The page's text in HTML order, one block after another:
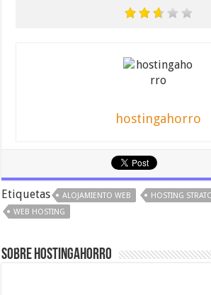
hostingahorro
Etiquetas ALOJAMIENTO WEB
HOSTING
WEB HOSTING
Sobre hostingahorro